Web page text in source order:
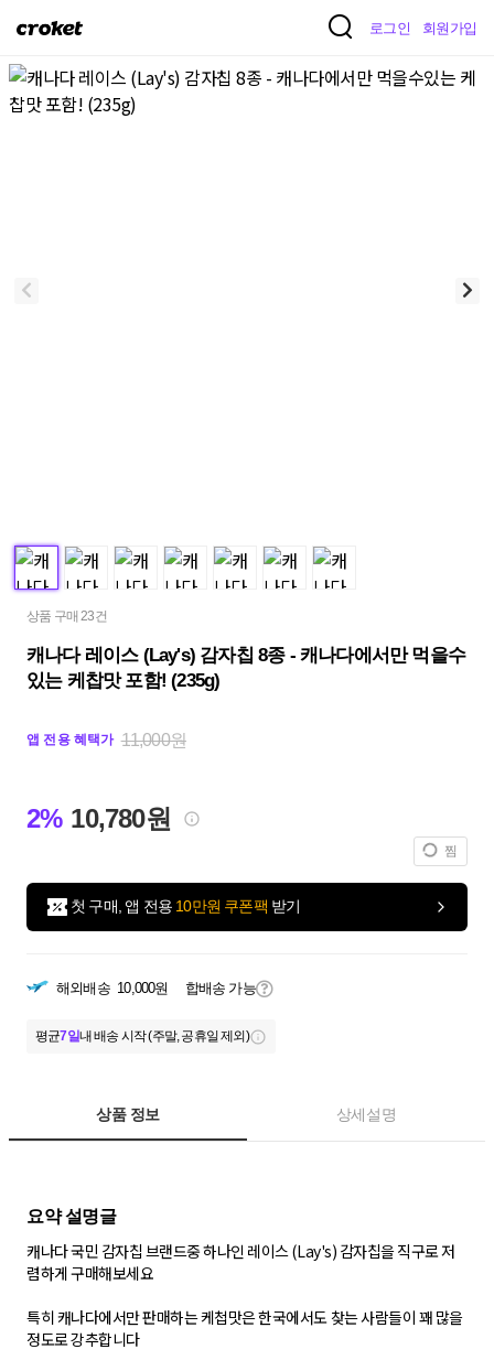
크
켓
로그인 회원가입
상품 구매 23건
캐나다 레이스 (Lay's) 감자칩 8종 - 캐나다에서만 먹을수
있는 케찹맛 포함! (235g)
앱 전용 혜택가 11,000원
2% 10,780원
찜
첫 구매, 앱 전용 10만원 쿠폰팩 받기
해외배송 10,000원 합배송 가능
평균7일내 배송 시작 (주말, 공휴일 제외)
상품 정보 상세설명
요약 설명글
캐나다 국민 감자칩 브랜드중 하나인 레이스 (Lay's) 감자칩을 직구로 저
렴하게 구매해보세요
특히 캐나다에서만 판매하는 케첩맛은 한국에서도 찾는 사람들이 꽤 많을
정도로 강추합니다